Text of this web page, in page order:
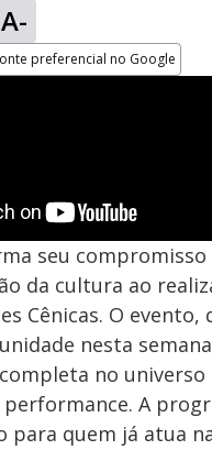
A-
preferencial no Google
seu compromisso
da cultura ao
Cênicas. O evento,
nesta
no
performance. A
para quem já atua